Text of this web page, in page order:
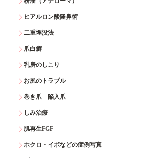
ヒアルロン酸隆鼻術
二重埋没法
爪白癬
乳房のしこり
お尻のトラブル
巻き爪 陥入爪
しみ治療
肌再生FGF
ホクロ・イボなどの症例写真